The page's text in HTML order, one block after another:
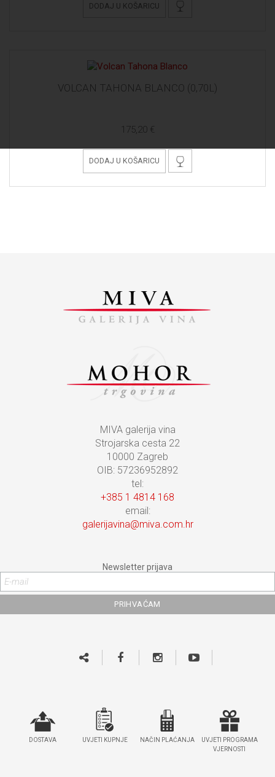
DODAJ U KOŠARICU
VOLCAN TAHONA BLANCO (0,70L)
175,20 €
DODAJ U KOŠARICU
MIVA galerija vina
Strojarska cesta 22
10000 Zagreb
OIB: 57236952892
tel:
+385 1 4814 168
email:
galerijavina@miva.com.hr
Newsletter prijava
DOSTAVA UVJETI KUPNJE NAČIN PLAĆANJA
UVJETI PROGRAMA
VJERNOSTI